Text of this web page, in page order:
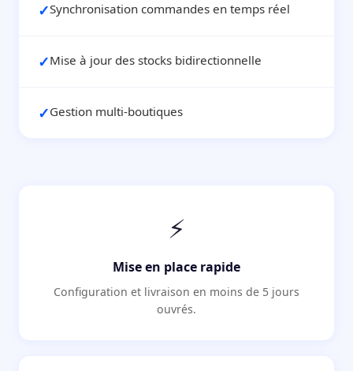
✓Synchronisation commandes en temps réel
✓Mise à jour des stocks bidirectionnelle
✓Gestion multi-boutiques
⚡
Mise en place rapide
Configuration et livraison en moins de 5 jours
ouvrés.